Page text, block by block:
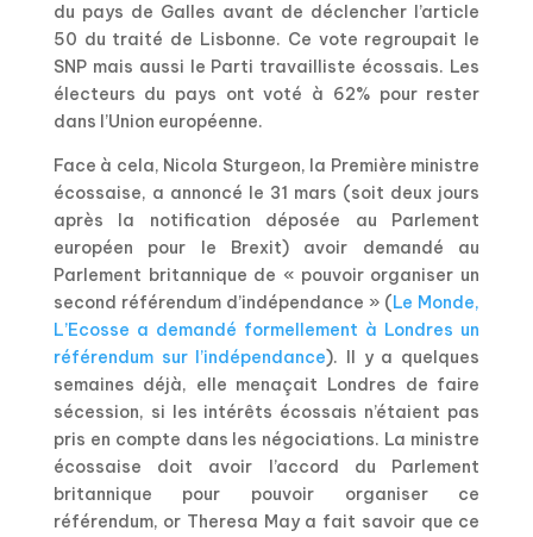
du pays de Galles avant de déclencher l’article
50 du traité de Lisbonne. Ce vote regroupait le
SNP mais aussi le Parti travailliste écossais. Les
électeurs du pays ont voté à 62% pour rester
dans l’Union européenne.
Face à cela, Nicola Sturgeon, la Première ministre
écossaise, a annoncé le 31 mars (soit deux jours
après la notification déposée au Parlement
européen pour le Brexit) avoir demandé au
Parlement britannique de « pouvoir organiser un
second référendum d’indépendance » (Le Monde,
L’Ecosse a demandé formellement à Londres un
référendum sur l’indépendance). Il y a quelques
semaines déjà, elle menaçait Londres de faire
sécession, si les intérêts écossais n’étaient pas
pris en compte dans les négociations. La ministre
écossaise doit avoir l’accord du Parlement
britannique pour pouvoir organiser ce
référendum, or Theresa May a fait savoir que ce